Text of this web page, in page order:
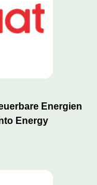
Energien
Energy